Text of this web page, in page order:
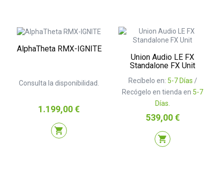
AlphaTheta RMX-IGNITE
Consulta la disponibilidad.
Precio
1.199,00 €
shopping_cart
Union Audio LE FX
Standalone FX Unit
Recíbelo en: 5-7 Días /
Recógelo en tienda en 5-7
Días.
Precio
539,00 €
shopping_cart